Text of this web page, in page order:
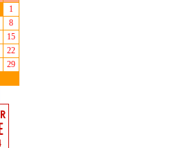
1
8
15
22
29